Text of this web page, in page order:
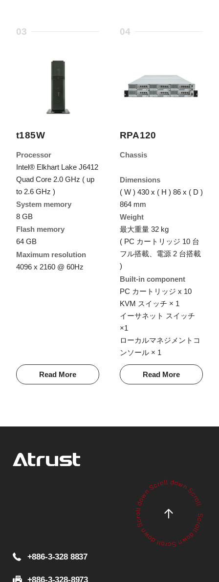
03
t185W
Processor
Intel® Elkhart Lake J6412
Quad Core 2.0 GHz ( up
to 2.6 GHz )
System memory
8 GB
Flash memory
64 GB
Maximum resolution
4096 x 2160 @ 60Hz
Read More
04
RPA120
Chassis
Dimensions
( W ) 430 x ( H ) 86 x ( D )
864 mm
Weight
最大重量 32 kg
( PC カートリッジ 10 台
フル搭載、電源 2 台搭載
)
Built-in component
PC カートリッジ x 10
KVM スイッチ × 1
イーサネット スイッチ
×1
ローカルマネジメントコ
ンソール × 1
Read More
+886-3-328 8837
+886-3-328-8973